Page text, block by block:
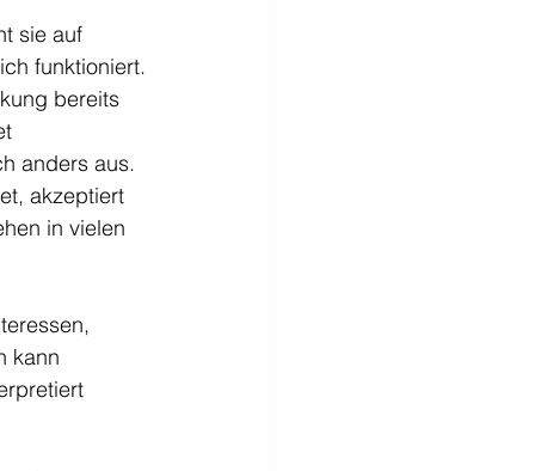
sie auf
funktioniert.
bereits
anders aus.
akzeptiert
in vielen
kann